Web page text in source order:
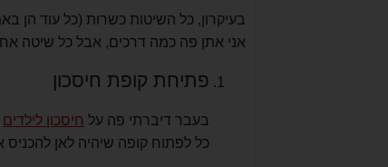
בעיקרון, כל השיטות כשרות (כל עוד הן
אני אתן פה כמה דרכים, אבל כל שיטה
פתיחת קופת חיסכון
בעבר דיברתי פה על חיסכון לילדים
כל לפתוח קופה שיהיה לאן